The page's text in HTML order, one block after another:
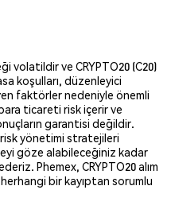
volatildir ve CRYPTO20 (C20)
koşulları, düzenleyici
faktörler nedeniyle önemli
ticareti risk içerir ve
garantisi değildir.
risk yönetimi stratejileri
göze alabileceğiniz kadar
Phemex, CRYPTO20 alım
herhangi bir kayıptan sorumlu